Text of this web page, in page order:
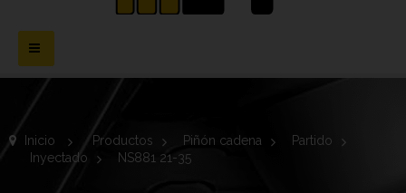
Navegación
Toggle
Inicio > Productos > Piñón cadena >
Partido
Inyectado > NS881 21-35